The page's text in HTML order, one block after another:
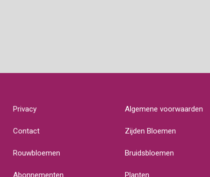
Privacy Algemene voorwaarden
Contact Zijden Bloemen
Rouwbloemen Bruidsbloemen
Abonnementen Planten